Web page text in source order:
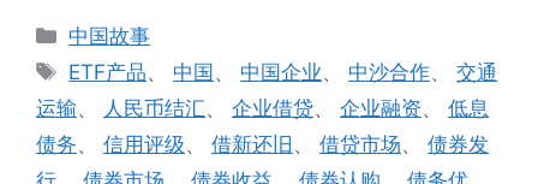
分
类
中国故事
标
签
ETF产品、 中国 、 中国企业、 中沙合作、交通
运输、 人民币结汇、 企业借贷、 企业融资、 低息
债务、 信用评级、 借新还旧 、 借贷市场、 债券发